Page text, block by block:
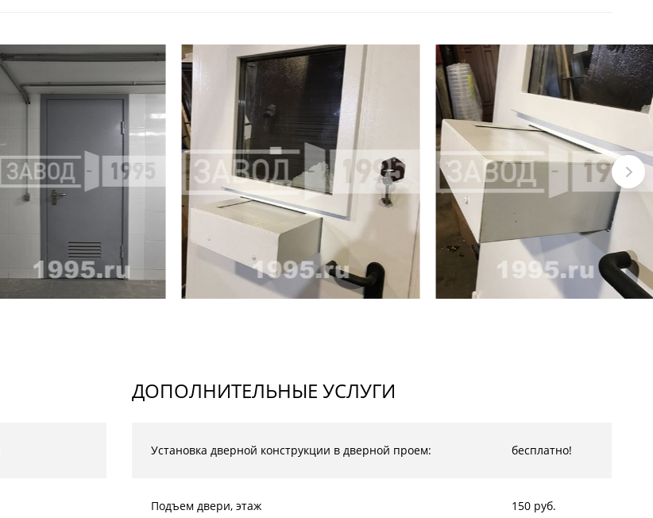
ДОПОЛНИТЕЛЬНЫЕ УСЛУГИ
Установка дверной конструкции в дверной проем: бесплатно!
Подъем двери, этаж 150 руб.